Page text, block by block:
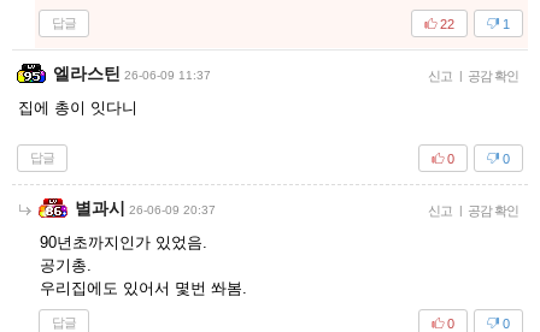
답글 1
22
엘라스틴 26-06-09 11:37 신고 | 공감 확인
집에 총이 잇다니
답글 0
0
별과시 26-06-09 20:37 신고 | 공감 확인
90년초까지인가 있었음.
공기총.
우리집에도 있어서 몇번 쏴봄.
답글 0
0